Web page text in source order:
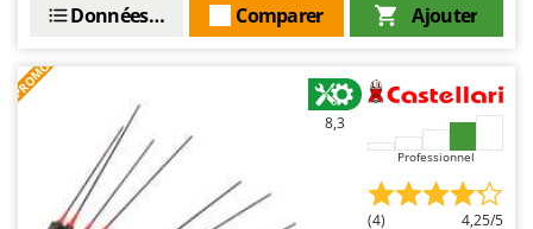
Mowox
New O.M.R.A.
Nilfisk
Ninja
Ajouter
Comparer
Données techniques
PROMO
8,3
Professionnel
(4) 4,25/5